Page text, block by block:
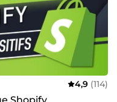
4,9 (114)